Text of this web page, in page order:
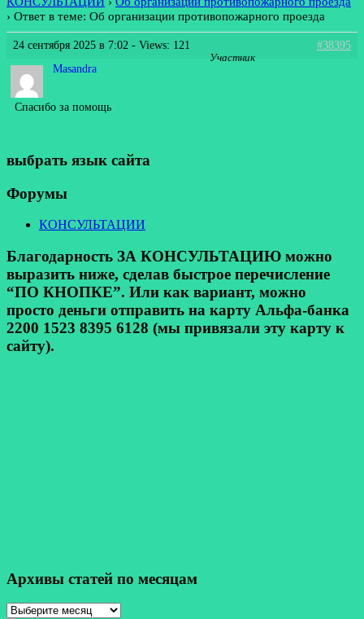
› Ответ в теме: Об организации противопожарного проезда
24 сентября 2025 в 7:02 - Views: 121
#38395
Masandra
Участник
Спасибо за помощь
выбрать язык сайта
Форумы
КОНСУЛЬТАЦИИ
Благодарность ЗА КОНСУЛЬТАЦИЮ можно
выразить ниже, сделав быстрое перечисление
“ПО КНОПКЕ”. Или как вариант, можно
просто деньги отправить на карту Альфа-банка
2200 1523 8395 6128 (мы привязали эту карту к
сайту).
Архивы статей по месяцам
Архивы